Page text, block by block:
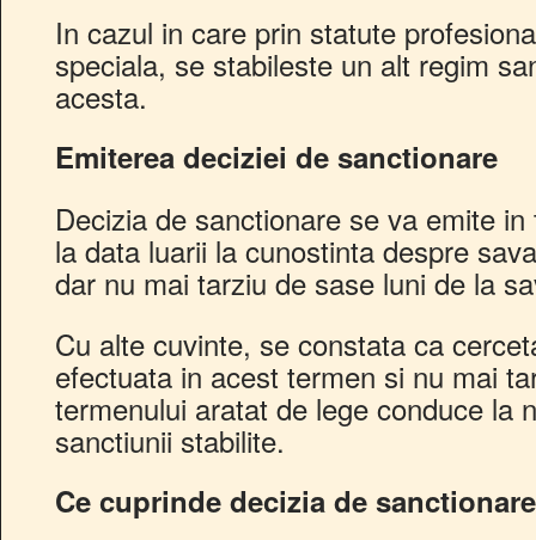
In cazul in care prin statute
speciala, se stabileste un alt regim
acesta.
Emiterea deciziei de sanctionare
Decizia de sanctionare se va emite
la data luarii la cunostinta despre
dar nu mai tarziu de sase luni de la
Cu alte cuvinte, se constata ca
efectuata in acest termen si nu mai
termenului aratat de lege conduce la
sanctiunii stabilite.
Ce cuprinde decizia de